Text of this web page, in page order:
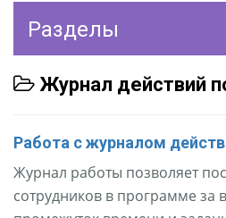
Разделы
Журнал действий
Работа с журналом
Журнал работы позволяет
сотрудников в программе за